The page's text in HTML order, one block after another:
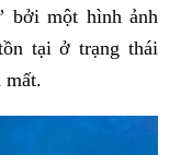
bởi một hình ảnh
tại ở trạng thái
mất.